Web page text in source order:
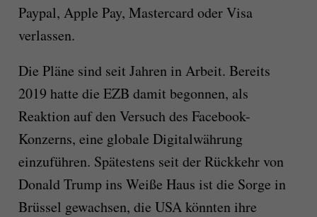
Paypal, Apple Pay, Mastercard oder Visa
verlassen.
Die Pläne sind seit Jahren in Arbeit. Bereits
2019 hatte die EZB damit begonnen, als
Reaktion auf den Versuch des Facebook-
Konzerns, eine globale Digitalwährung
einzuführen. Spätestens seit der Rückkehr von
Donald Trump ins Weiße Haus ist die Sorge in
Brüssel gewachsen, die USA könnten ihre